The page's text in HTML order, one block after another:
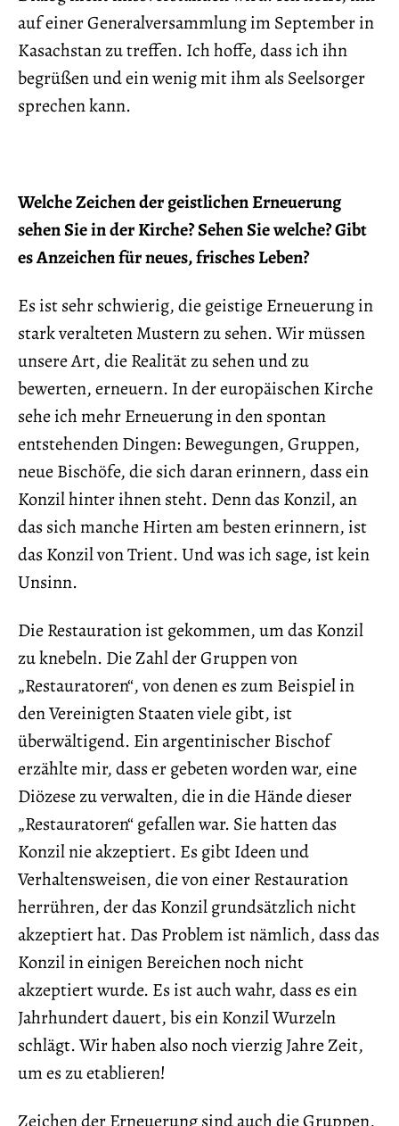
auf einer Generalversammlung im September in
Kasachstan zu treffen. Ich hoffe, dass ich ihn
begrüßen und ein wenig mit ihm als Seelsorger
sprechen kann.
Welche Zeichen der geistlichen Erneuerung
sehen Sie in der Kirche? Sehen Sie welche? Gibt
es Anzeichen für neues, frisches Leben?
Es ist sehr schwierig, die geistige Erneuerung in
stark veralteten Mustern zu sehen. Wir müssen
unsere Art, die Realität zu sehen und zu
bewerten, erneuern. In der europäischen Kirche
sehe ich mehr Erneuerung in den spontan
entstehenden Dingen: Bewegungen, Gruppen,
neue Bischöfe, die sich daran erinnern, dass ein
Konzil hinter ihnen steht. Denn das Konzil, an
das sich manche Hirten am besten erinnern, ist
das Konzil von Trient. Und was ich sage, ist kein
Unsinn.
Die Restauration ist gekommen, um das Konzil
zu knebeln. Die Zahl der Gruppen von
„Restauratoren“, von denen es zum Beispiel in
den Vereinigten Staaten viele gibt, ist
überwältigend. Ein argentinischer Bischof
erzählte mir, dass er gebeten worden war, eine
Diözese zu verwalten, die in die Hände dieser
„Restauratoren“ gefallen war. Sie hatten das
Konzil nie akzeptiert. Es gibt Ideen und
Verhaltensweisen, die von einer Restauration
herrühren, der das Konzil grundsätzlich nicht
akzeptiert hat. Das Problem ist nämlich, dass das
Konzil in einigen Bereichen noch nicht
akzeptiert wurde. Es ist auch wahr, dass es ein
Jahrhundert dauert, bis ein Konzil Wurzeln
schlägt. Wir haben also noch vierzig Jahre Zeit,
um es zu etablieren!
Zeichen der Erneuerung sind auch die Gruppen,